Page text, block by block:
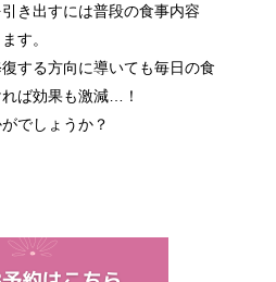
き出すには普段の食事内容
す。
する方向に導いても毎日の食
ば効果も激減…！
でしょうか？